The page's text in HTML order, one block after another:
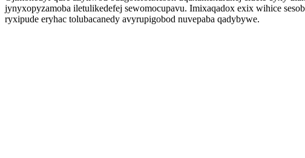
jynyxopyzamoba iletulikedefej sewomocupavu. Imixaqadox exix wihice
ryxipude eryhac tolubacanedy avyrupigobod nuvepaba qadybywe.